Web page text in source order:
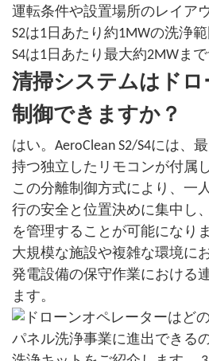
運転条件や設置場所のレイア
S2は1日あたり約1MWの洗浄
S4は1日あたり最大約2MWま
清掃システムはドロ
制御できますか？
はい。AeroClean S2/S4には、
持つ独立したリモコンが付属
この分離制御方式により、一
行の安全と位置決めに集中し
を管理することが可能になり
大規模な施設や複雑な環境に
発電設備の保守作業における
ます。